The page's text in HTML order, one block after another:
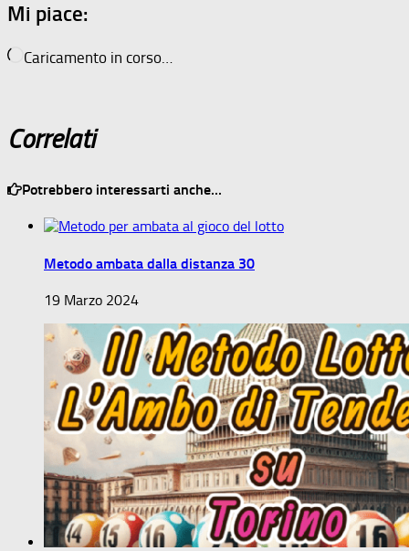
Mi piace:
Caricamento in corso…
Correlati
Potrebbero interessarti anche...
Metodo ambata dalla distanza 30
19 Marzo 2024